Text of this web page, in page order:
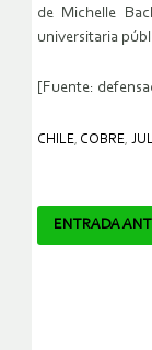
de Michelle
universitaria
[Fuente:
CHILE, COBRE,
ENTRADA